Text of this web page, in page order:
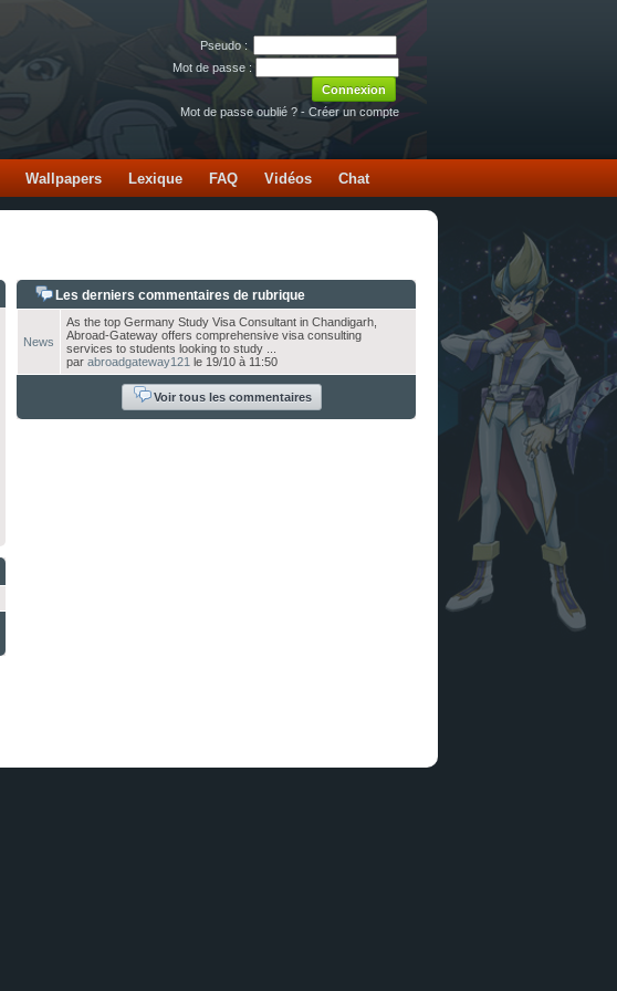
Pseudo :
Mot de passe :
Mot de passe oublié ? - Créer un compte
Wallpapers Lexique FAQ Vidéos Chat
Les derniers commentaires de rubrique
News
As the top Germany Study Visa Consultant in Chandigarh,
Abroad-Gateway offers comprehensive visa consulting
services to students looking to study ...
par abroadgateway121 le 19/10 à 11:50
Voir tous les commentaires